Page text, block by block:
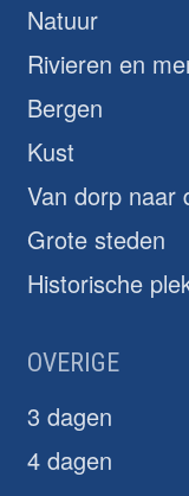
Natuur
Rivieren en
Bergen
Kust
Van dorp naar
Grote steden
Historische
OVERIGE
3 dagen
4 dagen